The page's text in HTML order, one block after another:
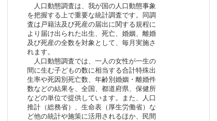
人口動態調査は、我が国の人口動態事象
を把握する上で重要な統計調査です。同調
査は戸籍法及び死産の届出に関する規程に
より届け出られた出生、死亡、婚姻、離婚
及び死産の全数を対象として、毎月実施さ
れます。
人口動態調査では、一人の女性が一生の
間に生む子どもの数に相当する合計特殊出
生率や死因別死亡数、年齢別婚姻・離婚件
数などの結果を、全国、都道府県、保健所
などの単位で提供しています。また、人口
推計（総務省）、生命表（厚生労働省）な
ど他の統計や施策に活用されるほか、民間